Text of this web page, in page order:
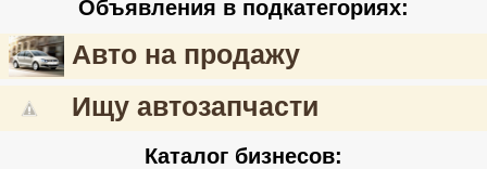
Объявления в подкатегориях:
Авто на продажу
Ищу автозапчасти
Каталог бизнесов: